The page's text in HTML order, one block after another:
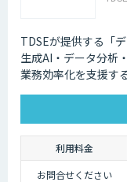
TDSEが提供する「
生成AI・データ分析
業務効率化を支援す
利用料金
お問合せください